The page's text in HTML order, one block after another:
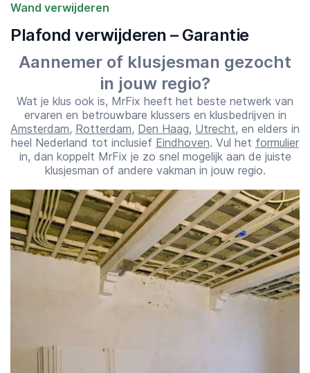
Wand verwijderen
Plafond verwijderen – Garantie
Aannemer of klusjesman gezocht
in jouw regio?
Wat je klus ook is, MrFix heeft het beste netwerk van
ervaren en betrouwbare klussers en klusbedrijven in
Amsterdam, Rotterdam, Den Haag, Utrecht, en elders in
heel Nederland tot inclusief Eindhoven. Vul het formulier
in, dan koppelt MrFix je zo snel mogelijk aan de juiste
klusjesman of andere vakman in jouw regio.